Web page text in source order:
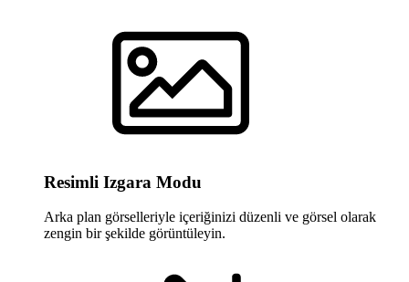
Resimli Izgara Modu
Arka plan görselleriyle içeriğinizi düzenli ve görsel olarak
zengin bir şekilde görüntüleyin.